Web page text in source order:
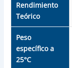
Rendimiento
Teórico
Peso
específico a
25°C